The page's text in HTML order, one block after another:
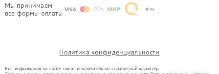
Мы принимаем
все формы оплаты
Политика конфиденциальности
Вся информация на сайте носит исключительно справочный характер.